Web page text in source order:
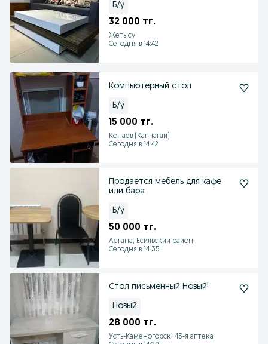
Б/у
32 000 тг.
Жетысу
Сегодня в 14:42
Компьютерный стол
Б/у
15 000 тг.
Конаев (Капчагай)
Сегодня в 14:42
Продается мебель для кафе
или бара
Б/у
50 000 тг.
Астана, Есильский район
Сегодня в 14:35
Стол письменный Новый!
Новый
28 000 тг.
Усть-Каменогорск, 45-я аптека